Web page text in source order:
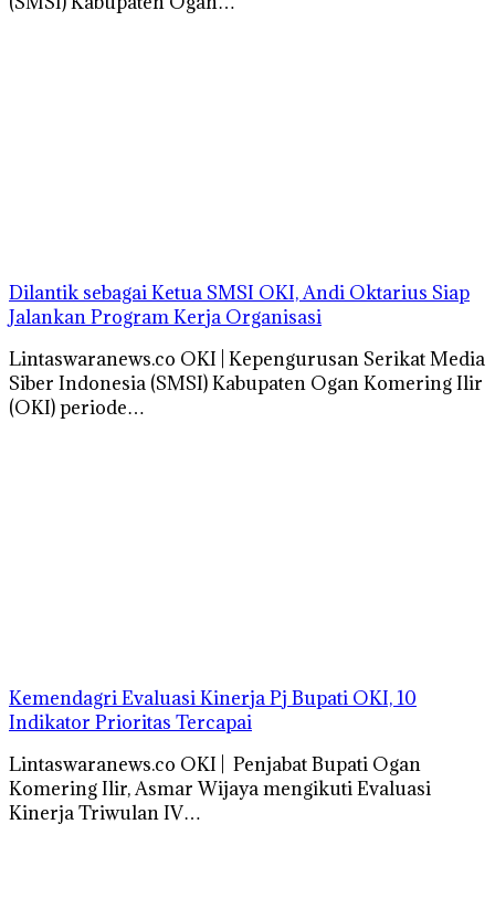
Dilantik sebagai Ketua SMSI OKI, Andi Oktarius Siap
Jalankan Program Kerja Organisasi
Lintaswaranews.co OKI | Kepengurusan Serikat Media
Siber Indonesia (SMSI) Kabupaten Ogan Komering Ilir
(OKI) periode…
Kemendagri Evaluasi Kinerja Pj Bupati OKI, 10
Indikator Prioritas Tercapai
Lintaswaranews.co OKI | Penjabat Bupati Ogan
Komering Ilir, Asmar Wijaya mengikuti Evaluasi
Kinerja Triwulan IV…